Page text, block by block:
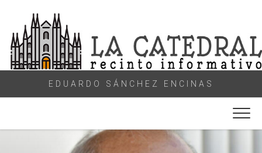
content
EDUARDO SÁNCHEZ ENCINAS